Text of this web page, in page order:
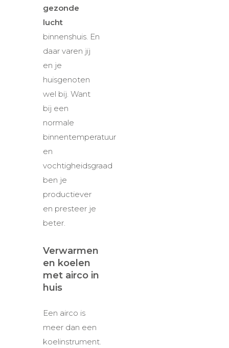
gezonde
lucht
binnenshuis. En
daar varen jij
en je
huisgenoten
wel bij. Want
bij een
normale
binnentemperatuur
en
vochtigheidsgraad
ben je
productiever
en presteer je
beter.
Verwarmen
en koelen
met airco in
huis
Een airco is
meer dan een
koelinstrument.